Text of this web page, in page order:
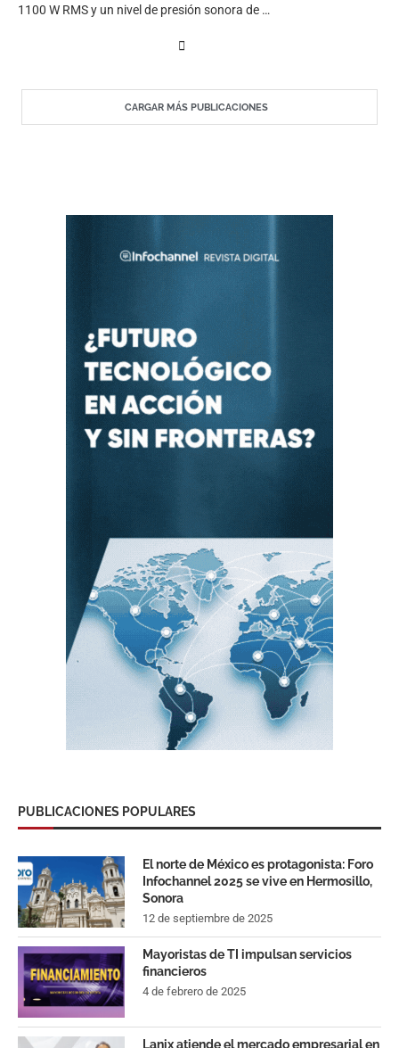
1100 W RMS y un nivel de presión sonora de …
CARGAR MÁS PUBLICACIONES
PUBLICACIONES POPULARES
El norte de México es protagonista: Foro
Infochannel 2025 se vive en Hermosillo,
Sonora
12 de septiembre de 2025
Mayoristas de TI impulsan servicios
financieros
4 de febrero de 2025
Lanix atiende el mercado empresarial en